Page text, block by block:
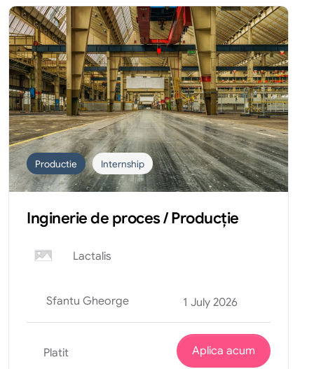
Productie Internship
Inginerie de proces / Producție
Lactalis
Sfantu Gheorge 1 July 2026
Platit Aplica acum